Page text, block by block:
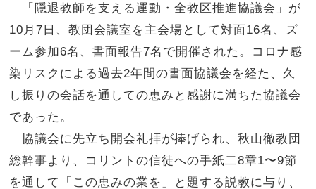
「隠退教師を支える運動・全教区推進協議会」が
10月7日、教団会議室を主会場として対面16名、ズ
ーム参加6名、書面報告7名で開催された。コロナ感
染リスクによる過去2年間の書面協議会を経た、久
し振りの会話を通しての恵みと感謝に満ちた協議会
であった。
協議会に先立ち開会礼拝が捧げられ、秋山徹教団
総幹事より、コリントの信徒への手紙二8章1〜9節
を通して「この恵みの業を」と題する説教に与り、